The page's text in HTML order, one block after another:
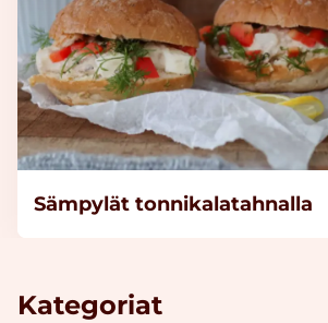
Sämpylät tonnikalatahnalla
Kategoriat